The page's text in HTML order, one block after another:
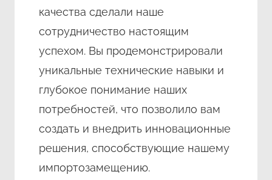
качества сделали наше
сотрудничество настоящим
успехом. Вы продемонстрировали
уникальные технические навыки и
глубокое понимание наших
потребностей, что позволило вам
создать и внедрить инновационные
решения, способствующие нашему
импортозамещению.